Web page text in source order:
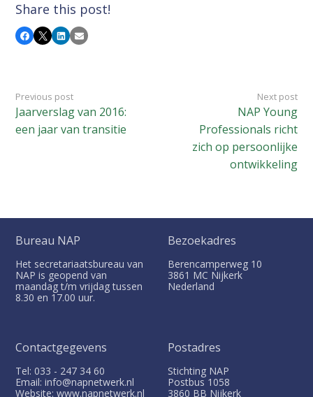
Share this post!
Facebook
X LinkedIn
Email
Previous post
Jaarverslag van 2016:
een jaar van transitie
Next post
NAP Young
Professionals richt
zich op persoonlijke
ontwikkeling
Bureau NAP
Het secretariaatsbureau van
NAP is geopend van
maandag t/m vrijdag tussen
8.30 en 17.00 uur.
Bezoekadres
Berencamperweg 10
3861 MC Nijkerk
Nederland
Contactgegevens
Tel: 033 - 247 34 60
Email: info@napnetwerk.nl
Website: www.napnetwerk.nl
Postadres
Stichting NAP
Postbus 1058
3860 BB Nijkerk